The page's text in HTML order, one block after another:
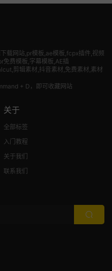
载网站,pr模板,ae模板,fcpx插件,视频
免费模板,字幕模板,AE插
剪辑素材,抖音素材,免费素材,素材
+ D，即可收藏网站
关于
全部标签
入门教程
关于我们
联系我们